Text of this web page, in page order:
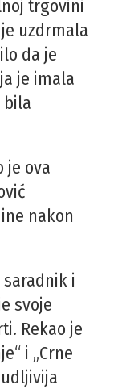
trgovini
uzdrmala
da je
je imala
bila
je ova
nakon
i
svoje
Rekao je
i „Crne